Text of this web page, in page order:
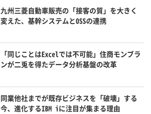
九州三菱自動車販売の「接客の質」を大きく
変えた、基幹システムとOSSの連携
「同じことはExcelでは不可能」住商モンブラ
ンが二兎を得たデータ分析基盤の改革
同業他社までが既存ビジネスを「破壊」する
今、進化するIBM iに注目が集まる理由